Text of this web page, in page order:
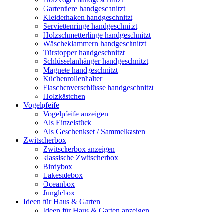
Gartentiere handgeschnitzt
Kleiderhaken handgeschnitzt
Serviettenringe handgeschnitzt
Holzschmetterlinge handgeschnitzt
Wäscheklammern handgeschnitzt
Türstopper handgeschnitzt
Schlüsselanhänger handgeschnitzt
Magnete handgeschnitzt
Küchenrollenhalter
Flaschenverschlüsse handgeschnitzt
Holzkästchen
Vogelpfeife
Vogelpfeife anzeigen
Als Einzelstück
Als Geschenkset / Sammelkasten
Zwitscherbox
Zwitscherbox anzeigen
klassische Zwitscherbox
Birdybox
Lakesidebox
Oceanbox
Junglebox
Ideen für Haus & Garten
Ideen für Haus & Garten anzeigen